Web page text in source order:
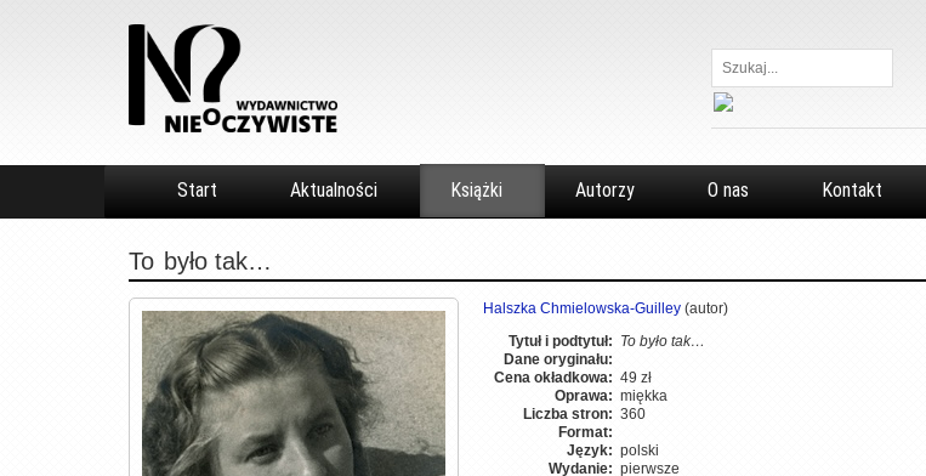
Szukaj...
Start Aktualności Książki Autorzy O nas Kontakt
To było tak…
Halszka Chmielowska-Guilley (autor)
Tytuł i podtytuł: To było tak…
Dane oryginału:
Cena okładkowa: 49 zł
Oprawa: miękka
Liczba stron: 360
Format:
Język: polski
Wydanie: pierwsze